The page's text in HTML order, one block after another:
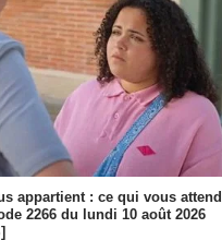
appartient : ce qui vous attend
2266 du lundi 10 août 2026